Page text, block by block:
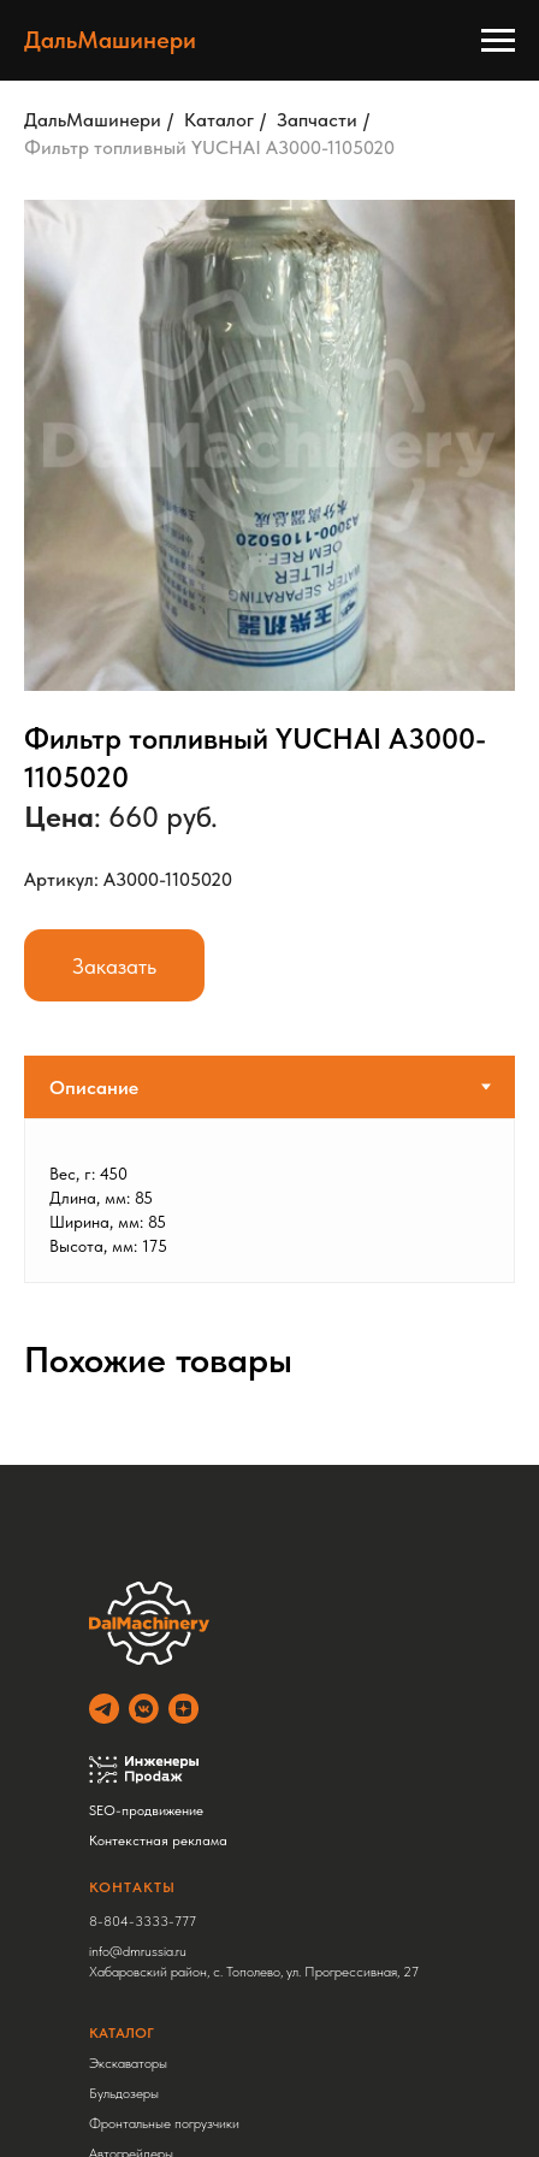
ДальМашинери
ДальМашинери / Каталог / Запчасти /
Фильтр топливный YUCHAI A3000-1105020
Фильтр топливный YUCHAI A3000-
1105020
Цена: 660 руб.
Артикул: A3000-1105020
Заказать
Вес, г: 450
Длина, мм: 85
Ширина, мм: 85
Высота, мм: 175
Похожие товары
Экскаваторы
Бульдозеры
Фронтальные погрузчики
Автогрейдеры
КАТАЛОГ
SEO-продвижение
Контекстная реклама
8-804-3333-777
info@dmrussia.ru
Хабаровский район, с. Тополево, ул. Прогрессивная, 27
КОНТАКТЫ